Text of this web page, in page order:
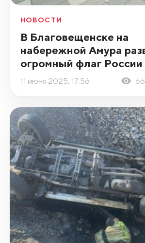
НОВОСТИ
В Благовещенске на
набережной Амура
огромный флаг России
11 июня 2025, 17:56